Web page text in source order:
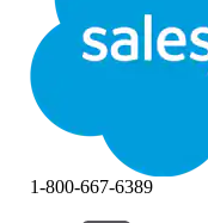
Schließen
1-800-667-6389